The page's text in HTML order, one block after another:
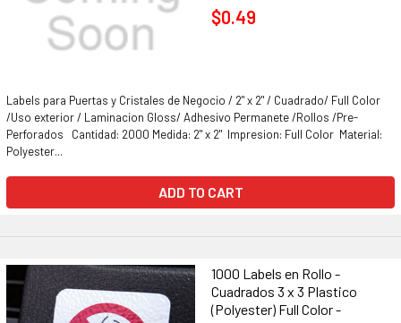
$0.49
Labels para Puertas y Cristales de Negocio / 2" x 2" / Cuadrado/ Full Color
/Uso exterior / Laminacion Gloss/ Adhesivo Permanete /Rollos /Pre-
Perforados Cantidad: 2000 Medida: 2" x 2" Impresion: Full Color Material:
Polyester...
ADD TO CART
1000 Labels en Rollo -
Cuadrados 3 x 3 Plastico
(Polyester) Full Color -